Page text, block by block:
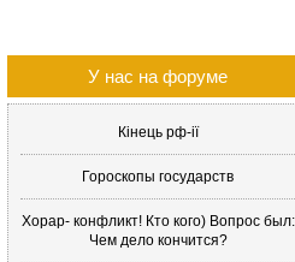
У нас на форуме
Кінець рф-ії
Гороскопы государств
Хорар- конфликт! Кто кого) Вопрос был:
Чем дело кончится?